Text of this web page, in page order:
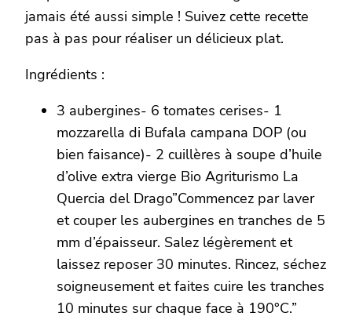
jamais été aussi simple ! Suivez cette recette
pas à pas pour réaliser un délicieux plat.
Ingrédients :
3 aubergines- 6 tomates cerises- 1
mozzarella di Bufala campana DOP (ou
bien faisance)- 2 cuillères à soupe d’huile
d’olive extra vierge Bio Agriturismo La
Quercia del Drago”Commencez par laver
et couper les aubergines en tranches de 5
mm d’épaisseur. Salez légèrement et
laissez reposer 30 minutes. Rincez, séchez
soigneusement et faites cuire les tranches
10 minutes sur chaque face à 190°C.”